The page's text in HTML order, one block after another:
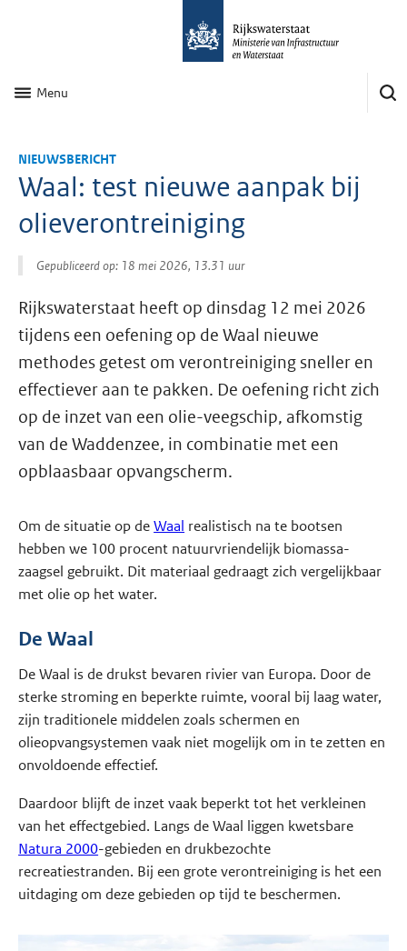
Menu
NIEUWSBERICHT
Waal: test nieuwe aanpak bij
olieverontreiniging
Gepubliceerd op: 18 mei 2026, 13.31 uur
Rijkswaterstaat heeft op dinsdag 12 mei 2026
tijdens een oefening op de Waal nieuwe
methodes getest om verontreiniging sneller en
effectiever aan te pakken. De oefening richt zich
op de inzet van een olie-veegschip, afkomstig
van de Waddenzee, in combinatie met een
opblaasbaar opvangscherm.
Om de situatie op deWaal realistisch na te bootsen
hebben we 100 procent natuurvriendelijk biomassa-
zaagsel gebruikt. Dit materiaal gedraagt zich vergelijkbaar
met olie op het water.
De Waal
De Waal is de drukst bevaren rivier van Europa. Door de
sterke stroming en beperkte ruimte, vooral bij laag water,
zijn traditionele middelen zoals schermen en
olieopvangsystemen vaak niet mogelijk om in te zetten en
onvoldoende effectief.
Daardoor blijft de inzet vaak beperkt tot het verkleinen
van het effectgebied. Langs de Waal liggen kwetsbare
Natura 2000-gebieden en drukbezochte
recreatiestranden. Bij een grote verontreiniging is het een
uitdaging om deze gebieden op tijd te beschermen.